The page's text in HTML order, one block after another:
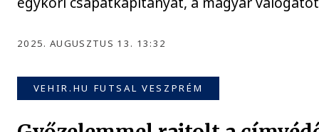
2025. AUGUSZTUS 13. 13:32
VEHIR.HU FUTSAL VESZPRÉM